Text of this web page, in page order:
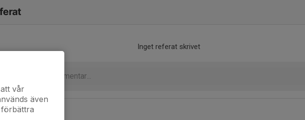
Inget referat skrivet
vår
även